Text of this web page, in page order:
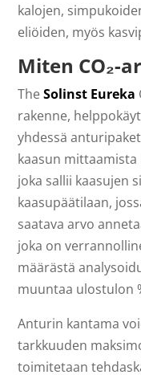
kalojen,
eliöiden, myös
Miten CO₂-
TheSolinst Eureka
rakenne,
yhdessä
kaasun
joka sallii kaasujen
kaasupäätilaan,
saatava arvo
joka on
määrästä
muuntaa ulostulon
Anturin kantama
tarkkuuden
toimitetaan